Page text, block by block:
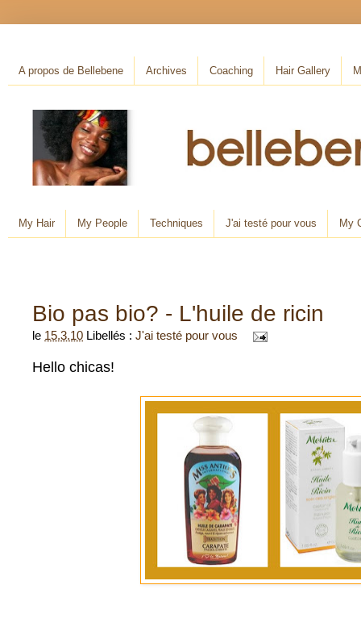
A propos de Bellebene Archives Coaching Hair Gallery
My Hair My People Techniques J'ai testé pour vous My
Bio pas bio? - L'huile de ricin
le 15.3.10 Libellés : J'ai testé pour vous
Hello chicas!